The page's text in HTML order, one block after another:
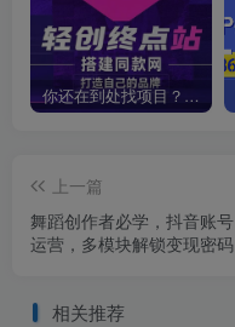
你还在到处找项目？还在当韭菜？我靠卖项目一个月收入5万+，曾经我也是个失败者。
上一篇
舞蹈创作者必学，抖音账号
运营，多模块解锁变现密码
相关推荐